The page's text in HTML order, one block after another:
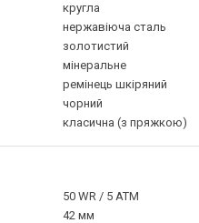
кругла
нержавіюча сталь
золотистий
мінеральне
ремінець шкіряний
чорний
класична (з пряжкою)
50 WR / 5 ATM
42 мм